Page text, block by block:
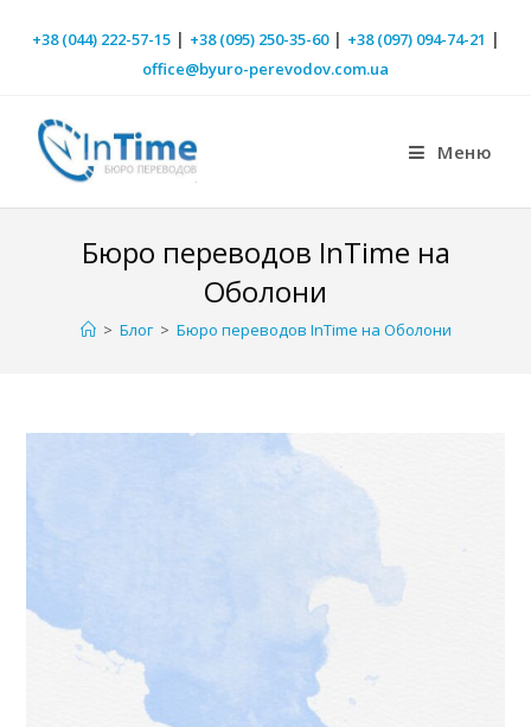
+38 (044) 222-57-15| +38 (095) 250-35-60| +38 (097) 094-74-21 |
office@byuro-perevodov.com.ua
Меню
Бюро переводов InTime на
Оболони
> Блог > Бюро переводов InTime на Оболони